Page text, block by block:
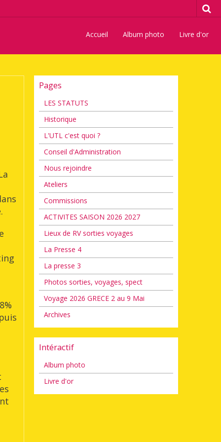
Accueil Album photo Livre d'or
Pages
LES STATUTS
Historique
L'UTL c'est quoi ?
Conseil d'Administration
Nous rejoindre
Ateliers
Commissions
ACTIVITES SAISON 2026 2027
Lieux de RV sorties voyages
La Presse 4
La presse 3
Photos sorties, voyages, spect
Voyage 2026 GRECE 2 au 9 Mai
Archives
Intéractif
Album photo
Livre d'or